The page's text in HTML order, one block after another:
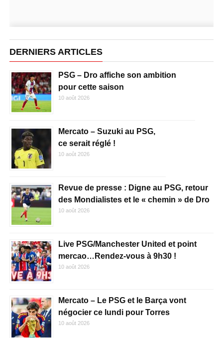
DERNIERS ARTICLES
PSG – Dro affiche son ambition
pour cette saison
10 août 2026
Mercato – Suzuki au PSG,
ce serait réglé !
10 août 2026
Revue de presse : Digne au PSG, retour
des Mondialistes et le « chemin » de Dro
10 août 2026
Live PSG/Manchester United et point
mercao…Rendez-vous à 9h30 !
10 août 2026
Mercato – Le PSG et le Barça vont
négocier ce lundi pour Torres
10 août 2026